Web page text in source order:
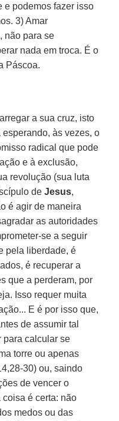
e podemos fazer isso
3) Amar
não para se
nada em troca. É o
Páscoa.
a sua cruz, isto
às vezes, o
radical que pode
e à exclusão,
revolução (sua luta
deJesus,
é agir de maneira
as autoridades
se a seguir
pela liberdade, é
é recuperar a
que a perderam, por
Isso requer muita
E é por isso que,
de assumir tal
para calcular se
torre ou apenas
30) ou, saindo
de vencer o
é certa: não
medos ou das